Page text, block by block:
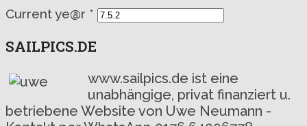
Current ye@r *
SAILPICS.DE
www.sailpics.de ist eine
unabhängige, privat finanziert u.
betriebene Website von Uwe Neumann -